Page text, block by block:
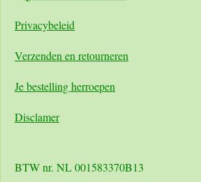
Privacybeleid
Verzenden en retourneren
Je bestelling herroepen
Disclamer
BTW nr. NL 001583370B13